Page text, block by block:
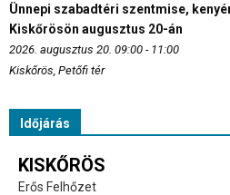
Ünnepi szabadtéri szentmise,
Kiskőrösön augusztus 20-án
2026. augusztus 20. 09:00 - 11:00
Kiskőrös, Petőfi tér
Időjárás
KISKŐRÖS
Erős Felhőzet